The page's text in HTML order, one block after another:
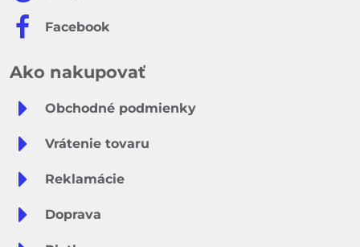
Facebook
Ako nakupovať
Obchodné podmienky
Vrátenie tovaru
Reklamácie
Doprava